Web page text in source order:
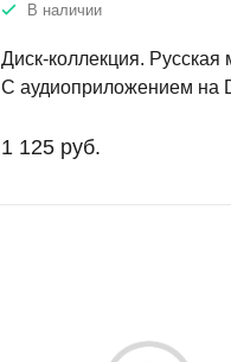
В наличии
Диск-коллекция. Русская
С аудиоприложением на
для учащихся
1 125 руб.